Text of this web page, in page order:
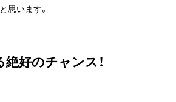
と思います。
好のチャンス！